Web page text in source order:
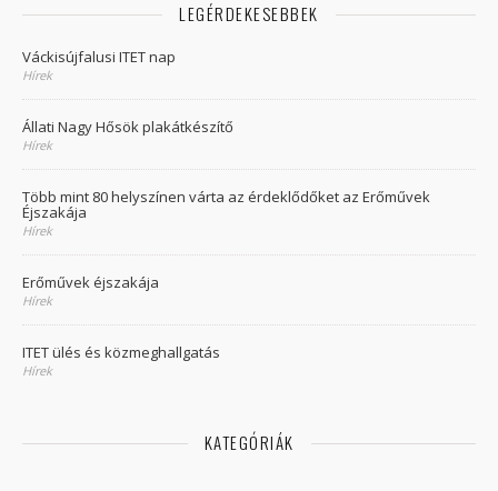
LEGÉRDEKESEBBEK
Váckisújfalusi ITET nap
Hírek
Állati Nagy Hősök plakátkészítő
Hírek
Több mint 80 helyszínen várta az érdeklődőket az Erőművek
Éjszakája
Hírek
Erőművek éjszakája
Hírek
ITET ülés és közmeghallgatás
Hírek
KATEGÓRIÁK